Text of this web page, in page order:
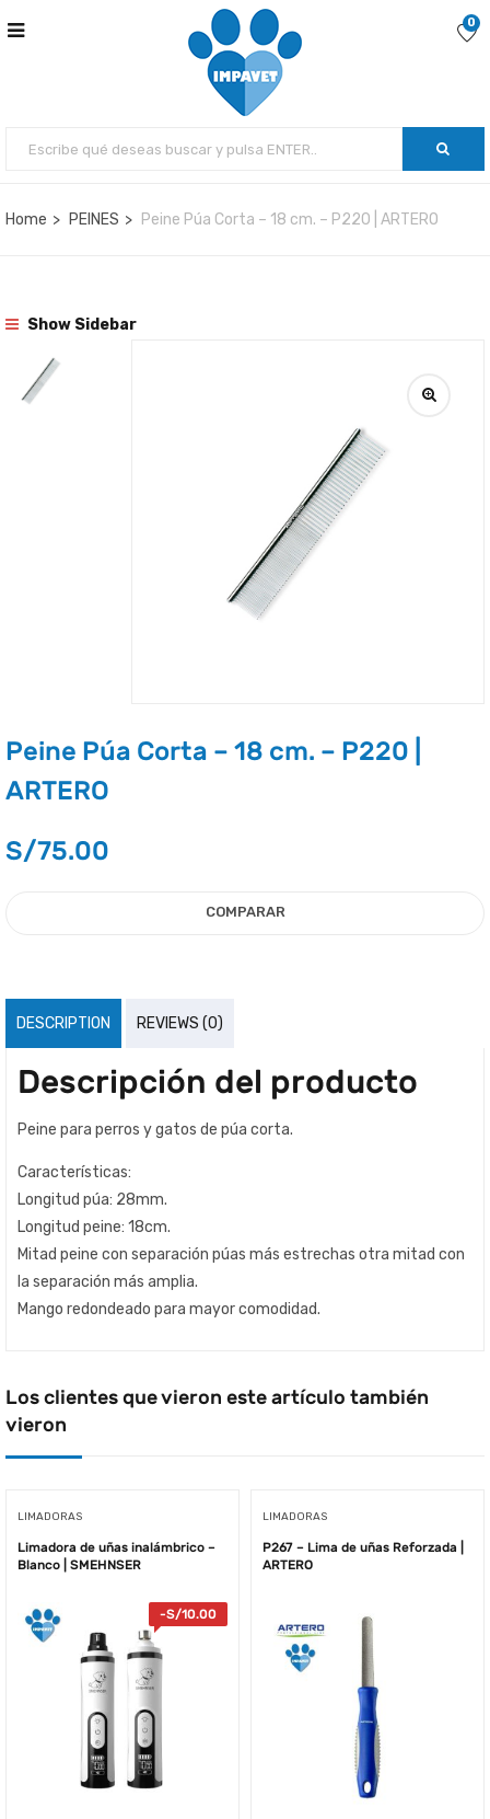
0
Home PEINES Peine Púa Corta – 18 cm. – P220 | ARTERO
Show Sidebar
Peine Púa Corta – 18 cm. – P220 |
ARTERO
S/75.00
COMPARAR
DESCRIPTION REVIEWS (0)
Descripción del producto
Peine para perros y gatos de púa corta.
Características:
Longitud púa: 28mm.
Longitud peine: 18cm.
Mitad peine con separación púas más estrechas otra mitad con
la separación más amplia.
Mango redondeado para mayor comodidad.
Los clientes que vieron este artículo también
vieron
LIMADORAS
Limadora de uñas inalámbrico –
Blanco | SMEHNSER
-S/10.00
LIMADORAS
P267 – Lima de uñas Reforzada |
ARTERO